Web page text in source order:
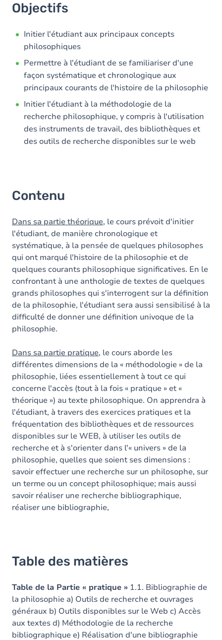
Objectifs
Initier l'étudiant aux principaux concepts
philosophiques
Permettre à l'étudiant de se familiariser d'une
façon systématique et chronologique aux
principaux courants de l'histoire de la philosophie
Initier l'étudiant à la méthodologie de la
recherche philosophique, y compris à l'utilisation
des instruments de travail, des bibliothèques et
des outils de recherche disponibles sur le web
Contenu
Dans sa partie théorique, le cours prévoit d'initier
l'étudiant, de manière chronologique et
systématique, à la pensée de quelques philosophes
qui ont marqué l'histoire de la philosophie et de
quelques courants philosophique significatives. En le
confrontant à une anthologie de textes de quelques
grands philosophes qui s'interrogent sur la définition
de la philosophie, l'étudiant sera aussi sensibilisé à la
difficulté de donner une définition univoque de la
philosophie.
Dans sa partie pratique, le cours aborde les
différentes dimensions de la « méthodologie » de la
philosophie, liées essentiellement à tout ce qui
concerne l'accès (tout à la fois « pratique » et «
théorique ») au texte philosophique. On apprendra à
l'étudiant, à travers des exercices pratiques et la
fréquentation des bibliothèques et de ressources
disponibles sur le WEB, à utiliser les outils de
recherche et à s'orienter dans l'« univers » de la
philosophie, quelles que soient ses dimensions :
savoir effectuer une recherche sur un philosophe, sur
un terme ou un concept philosophique; mais aussi
savoir réaliser une recherche bibliographique,
réaliser une bibliographie,
Table des matières
Table de la Partie « pratique » 1.1. Bibliographie de
la philosophie a) Outils de recherche et ouvrages
généraux b) Outils disponibles sur le Web c) Accès
aux textes d) Méthodologie de la recherche
bibliographique e) Réalisation d'une bibliographie